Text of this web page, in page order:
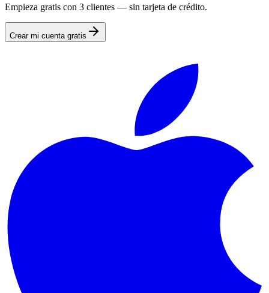
Empieza gratis con 3 clientes — sin tarjeta de crédito.
Crear mi cuenta gratis